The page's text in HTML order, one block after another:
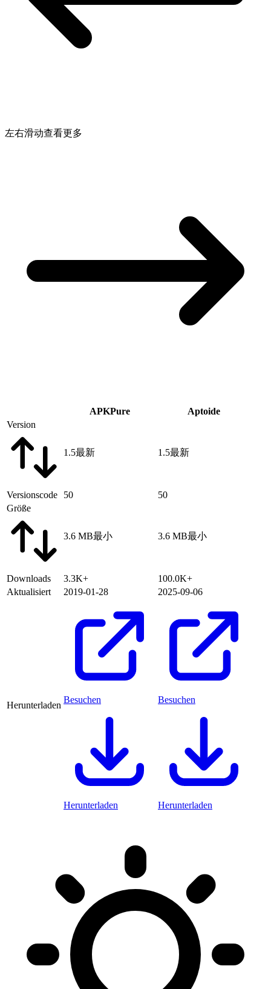
左右滑动查看更多
APKPure
Aptoide
Version
1.5最新 1.5最新
Versionscode 50
50
Größe
3.6 MB最小 3.6 MB最小
Downloads 3.3K+
100.0K+
Aktualisiert
2019-01-28 2025-09-06
Herunterladen
Besuchen
Herunterladen
Besuchen
Herunterladen